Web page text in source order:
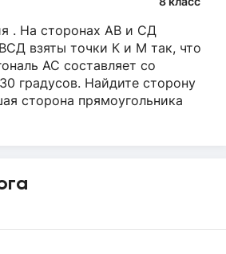
. На сторонах АВ и СД
взяты точки К и М так, что
АС составляет со
градусов. Найдите сторону
сторона прямоугольника